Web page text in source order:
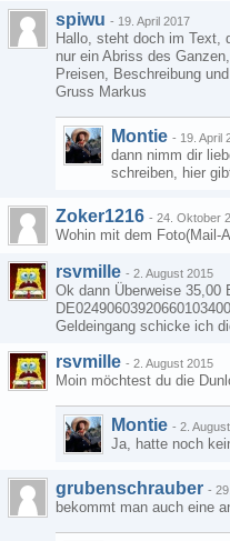
spiwu - 19. April 2017
Hallo, steht doch im Text,
nur ein Abriss des
Preisen, Beschreibung
Gruss Markus
Montie - 19. April
dann nimm dir
schreiben, hier
Zoker1216 - 24. Oktober
Wohin mit dem Foto(Mail-
rsvmille - 2. August 2015
Ok dann Überweise 35,00
Geldeingang schicke ich
rsvmille - 2. August 2015
Moin möchtest du die
Montie - 2.
Ja, hatte noch
grubenschrauber -
bekommt man auch eine